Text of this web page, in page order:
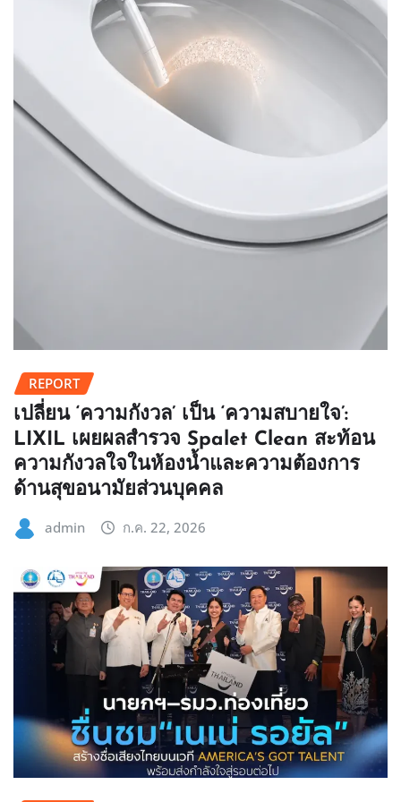
REPORT
เปลี่ยน ‘ความกังวล’ เป็น ‘ความสบายใจ’:
LIXIL เผยผลสำรวจ Spalet Clean สะท้อน
ความกังวลใจในห้องน้ำและความต้องการ
ด้านสุขอนามัยส่วนบุคคล
admin ก.ค. 22, 2026